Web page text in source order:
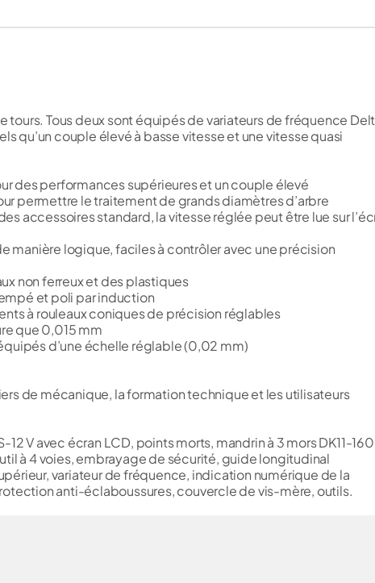
Tous deux sont équipés de variateurs de fréquence
qu’un couple élevé à basse vitesse et une vitesse quasi
des performances supérieures et un couple élevé
permettre le traitement de grands diamètres d’arbre
accessoires standard, la vitesse réglée peut être lue sur
manière logique, faciles à contrôler avec une précision
non ferreux et des plastiques
et poli par induction
à rouleaux coniques de précision réglables
que 0,015 mm
d’une échelle réglable (0,02 mm)
de mécanique, la formation technique et les utilisateurs
V avec écran LCD, points morts, mandrin à 3 mors DK11-160
à 4 voies, embrayage de sécurité, guide longitudinal
variateur de fréquence, indication numérique de la
anti-éclaboussures, couvercle de vis-mère, outils.